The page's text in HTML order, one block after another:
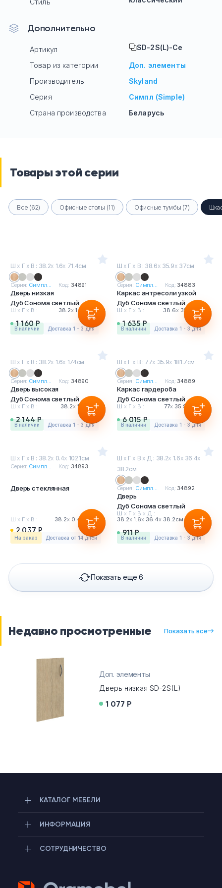
Дополнительно
Артикул SD-2S(L)-Се
Товар из категории
Доп. элементы
Производитель
Skyland
Серия
Симпл (Simple)
Страна производства
Беларусь
Товары этой серии
Все (62) Офисные столы (11) Офисные тумбы (7)
Ш х Г х В : 38.2х 1.6х 71.4см
Серия: Симпл... Код: 34891
Дверь низкая
Дуб Сонома светлый
Ш х Г х В : 38.2х 1.6 71.4см
1 160 Р
в наличии Доставка 1 - 3 дня
Ш х Г х В : 38.6х 35.9х 37см
Серия: Симпл... Код: 34883
Каркас антресоли узкой
Дуб Сонома светлый
Ш х Г х В : 38.6х 35.9х37см
1 635 Р
в наличии Доставка 1 - 3 дня
Ш х Г х В : 38.2х 1.6х 174см
Серия: Симпл... Код: 34890
Дверь высокая
Дуб Сонома светлый
Ш х Г х В : 38.2х 1.6 х174см
2 144 Р
в наличии Доставка 1 - 3 дня
Ш х Г х В : 77х 35.9х 181.7см
Серия: Симпл... Код: 34889
Каркас гардероба
Дуб Сонома светлый
Ш х Г х В : 77х 35.9 181.7см
6 015 Р
в наличии Доставка 1 - 3 дня
Ш х Г х В : 38.2х 0.4х 102.1см
Серия: Симпл... Код: 34893
Дверь стеклянная
Ш х Г х В : 38.2х 0.4 102.1см
2 037 Р
На заказ Доставка от 14 дней
Ш х Г х В х Д : 38.2х 1.6х 36.4х
38.2см
Серия: Симпл... Код: 34892
Дверь
Дуб Сонома светлый
Ш х Г х В х Д :
38.2х 1.6х 36.4х 38.2см
911 Р
в наличии Доставка 1 - 3 дня
Показать еще 6
Недавно просмотренные Показать все
Доп. элементы
Дверь низкая SD-2S(L)
1 077 Р
КАТАЛОГ МЕБЕЛИ
ИНФОРМАЦИЯ
СОТРУДНИЧЕСТВО
Max
Чат на сайте